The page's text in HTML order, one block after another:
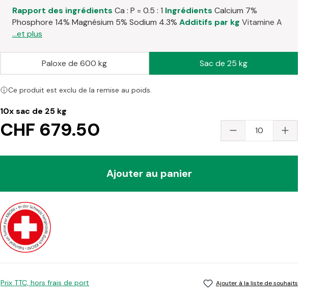
Rapport des ingrédients Ca : P = 0.5 : 1 Ingrédients Calcium 7%
Phosphore 14% Magnésium 5% Sodium 4.3% Additifs par kg Vitamine A
...et plus
10xsac de 25 kg
CHF 679.50
Ce produit est exclu de la remise au poids.
Paloxe de 600 kg Sac de 25 kg
Quantité du
Ajouter au panier
Prix TTC, hors frais de port Ajouter à la liste de souhaits